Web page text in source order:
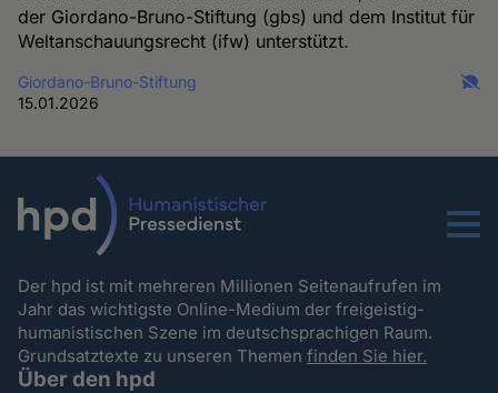
der Giordano-Bruno-Stiftung (gbs) und dem Institut für
Weltanschauungsrecht (ifw) unterstützt.
Giordano-Bruno-Stiftung
15.01.2026
Menu
Der hpd ist mit mehreren Millionen Seitenaufrufen im
Jahr das wichtigste Online-Medium der freigeistig-
humanistischen Szene im deutschsprachigen Raum.
Grundsatztexte zu unseren Themenfinden Sie hier.
Über den hpd